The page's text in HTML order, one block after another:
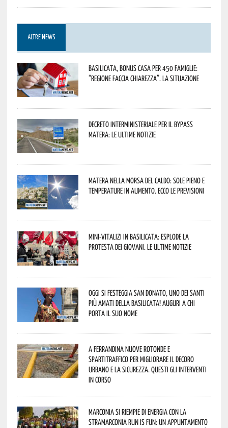
ALTRE NEWS
Basilicata, Bonus casa per 450 famiglie:
“Regione faccia chiarezza”. La situazione
Decreto interministeriale per il Bypass
Matera: le ultime notizie
Matera nella morsa del caldo: sole pieno e
temperature in aumento. Ecco le previsioni
Mini-vitalizi in Basilicata: esplode la
protesta dei giovani. Le ultime notizie
Oggi si festeggia San Donato, uno dei Santi
più amati della Basilicata! Auguri a chi
porta il suo nome
A Ferrandina nuove rotonde e
spartitraffico per migliorare il decoro
urbano e la sicurezza. Questi gli interventi
in corso
Marconia si riempie di energia con la
StraMarconia Run is Fun: un appuntamento